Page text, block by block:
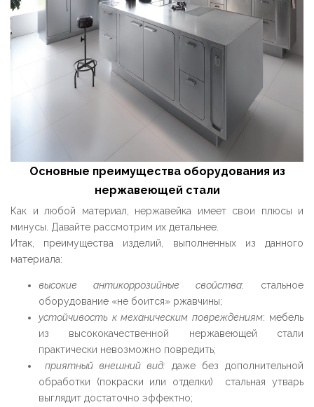
Основные преимущества оборудования из
нержавеющей стали
Как и любой материал, нержавейка имеет свои плюсы и
минусы. Давайте рассмотрим их детальнее.
Итак, преимущества изделий, выполненных из данного
материала:
высокие антикоррозийные свойства: стальное
оборудование «не боится» ржавчины;
устойчивость к механическим повреждениям: мебель
из высококачественной нержавеющей стали
практически невозможно повредить;
приятный внешний вид: даже без дополнительной
обработки (покраски или отделки) стальная утварь
выглядит достаточно эффектно;